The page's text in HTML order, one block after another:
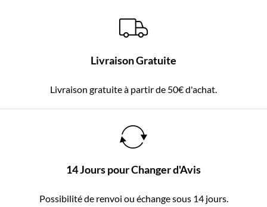
Livraison Gratuite
Livraison gratuite à partir de 50€ d'achat.
14 Jours pour Changer d'Avis
Possibilité de renvoi ou échange sous 14 jours.